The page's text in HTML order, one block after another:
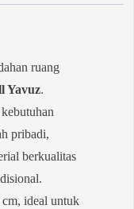
ruang
Yavuz.
pribadi,
berkualitas
ideal untuk